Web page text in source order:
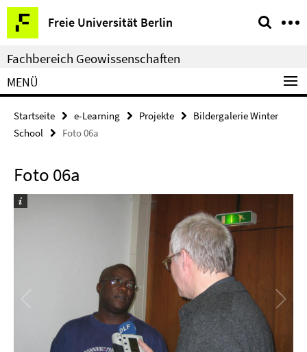
Springe
direkt
zu
Inhalt
Freie Universität Berlin
Service-
Navigation
Fachbereich Geowissenschaften
MENÜ
Startseite e-Learning Projekte
Bildergalerie Winter
School
Foto 06a
Foto 06a